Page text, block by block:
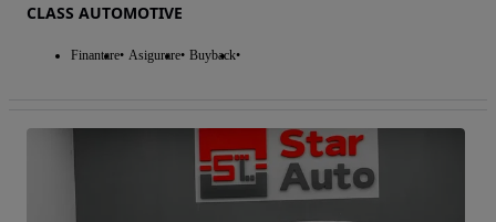
CLASS AUTOMOTIVE
Finantare Asigurare Buyback